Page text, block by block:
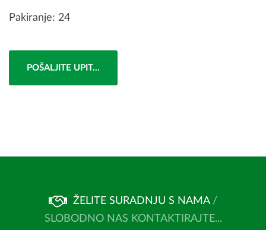
Pakiranje: 24
POŠALJITE UPIT...
ŽELITE SURADNJU S NAMA /
SLOBODNO NAS KONTAKTIRAJTE...